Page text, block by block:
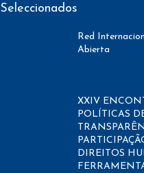
Seleccionados
Red
Abierta
XXIV
POLÍTICAS
DIREITOS